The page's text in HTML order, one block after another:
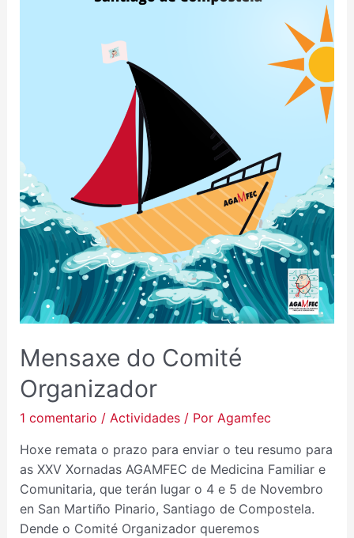
Mensaxe do Comité
Organizador
1 comentario / Actividades/ Por Agamfec
Hoxe remata o prazo para enviar o teu resumo para
as XXV Xornadas AGAMFEC de Medicina Familiar e
Comunitaria, que terán lugar o 4 e 5 de Novembro
en San Martiño Pinario, Santiago de Compostela.
Dende o Comité Organizador queremos